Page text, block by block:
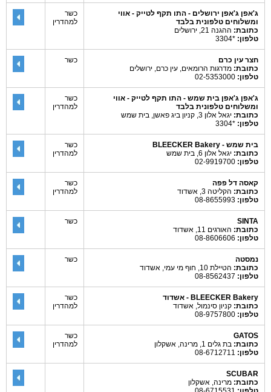
ג'אפן ג'אפן ירושלים - התו תקף לטייק - אווי
ומשלוחים טלפונית בלבד
כתובת: ההגנה 21, ירושלים
טלפון: *3304
כשר
למהדרין
חצר עין כרם
כתובת: מדרגות הרומאים, עין כרם, ירושלים
טלפון:
כשר
ג'אפן ג'אפן בית שמש - התו תקף לטייק - אווי
ומשלוחים טלפונית בלבד
כתובת: יגאל אלון 3, קניון ביג פאשן, בית שמש
טלפון: *3304
כשר
למהדרין
בית שמש - BLEECKER Bakery
כתובת: יגאל אלון 6, בית שמש
טלפון:
כשר
למהדרין
קאסה דל פפה
כתובת: הקליטה 3, אשדוד
טלפון:
כשר
למהדרין
SINTA
כתובת: האורגים 11, אשדוד
טלפון:
כשר
נמסטה
כתובת: הטיילת 10, חוף מי עמי, אשדוד
טלפון:
כשר
BLEECKER Bakery - אשדוד
כתובת: קניון סינמול, אשדוד
טלפון:
כשר
למהדרין
GATOS
כתובת: בת גלים 1, מרינה, אשקלון
טלפון:
כשר
למהדרין
SCUBAR
כתובת: מרינה, אשקלון